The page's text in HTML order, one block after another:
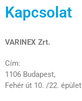
Kapcsolat
VARINEX Zrt.
Cím:
1106 Budapest,
Fehér út 10. /22. épület